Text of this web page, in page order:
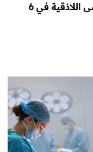
تأمين أدوية غسيل الكلى لمرضى اللاذقية في 6